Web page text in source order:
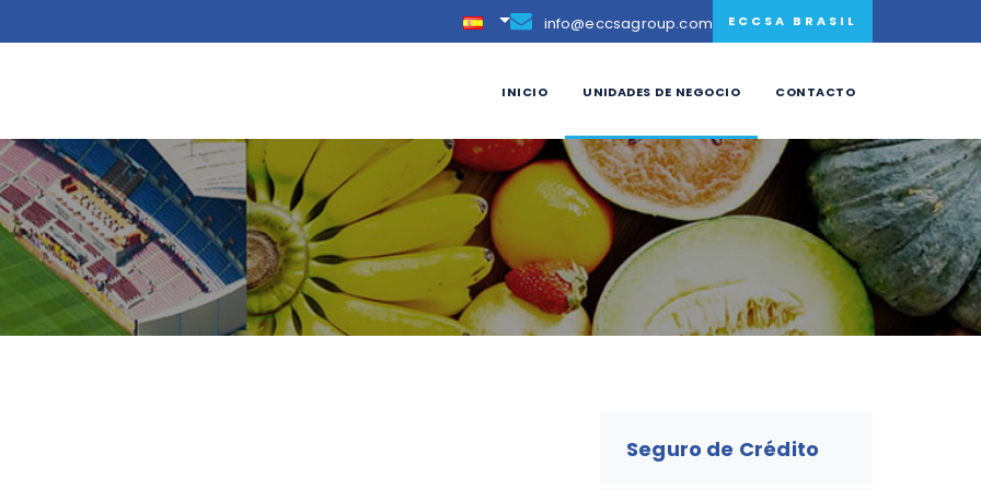
info@eccsagroup.com ECCSA BRASIL
inicio unidades de negocio contacto
Seguro de Crédito